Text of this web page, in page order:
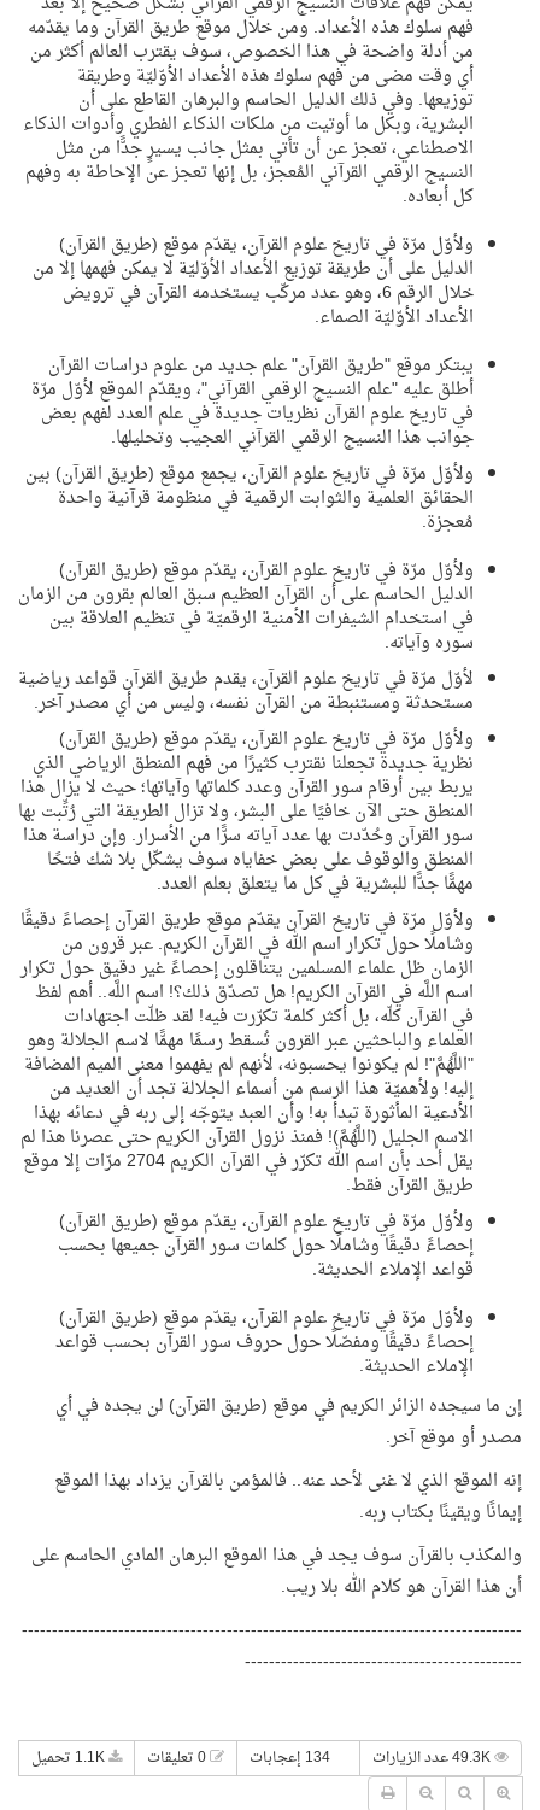
فهم سلوك هذه الأعداد. ومن خلال موقع طريق القرآن وما يقدّمه
من أدلة واضحة في هذا الخصوص، سوف يقترب العالم أكثر من
أي وقت مضى من فهم سلوك هذه الأعداد الأوّليّة وطريقة
توزيعها. وفي ذلك الدليل الحاسم والبرهان القاطع على أن
البشرية، وبكل ما أوتيت من ملكات الذكاء الفطري وأدوات الذكاء
الاصطناعي، تعجز عن أن تأتي بمثل جانب يسيرٍ جدًّا من مثل
النسيج الرقمي القرآني المُعجز، بل إنها تعجز عن الإحاطة به وفهم
كل أبعاده.
ولأوّل مرّة في تاريخ علوم القرآن، يقدّم موقع (طريق القرآن)
الدليل على أن طريقة توزيع الأعداد الأوّليّة لا يمكن فهمها إلا من
خلال الرقم 6، وهو عدد مركّب يستخدمه القرآن في ترويض
الأعداد الأوّليّة الصماء.
يبتكر موقع "طريق القرآن" علم جديد من علوم دراسات القرآن
أطلق عليه "علم النسيج الرقمي القرآني"، ويقدّم الموقع لأوّل مرّة
في تاريخ علوم القرآن نظريات جديدة في علم العدد لفهم بعض
جوانب هذا النسيج الرقمي القرآني العجيب وتحليلها.
ولأوّل مرّة في تاريخ علوم القرآن، يجمع موقع (طريق القرآن) بين
الحقائق العلمية والثوابت الرقمية في منظومة قرآنية واحدة
مُعجزة.
ولأوّل مرّة في تاريخ علوم القرآن، يقدّم موقع (طريق القرآن)
الدليل الحاسم على أن القرآن العظيم سبق العالم بقرون من الزمان
في استخدام الشيفرات الأمنية الرقميّة في تنظيم العلاقة بين
سوره وآياته.
لأوّل مرّة في تاريخ علوم القرآن، يقدم طريق القرآن قواعد رياضية
مستحدثة ومستنبطة من القرآن نفسه، وليس من أي مصدر آخر.
ولأوّل مرّة في تاريخ علوم القرآن، يقدّم موقع (طريق القرآن)
نظرية جديدة تجعلنا نقترب كثيرًا من فهم المنطق الرياضي الذي
يربط بين أرقام سور القرآن وعدد كلماتها وآياتها؛ حيث لا يزال هذا
المنطق حتى الآن خافيًا على البشر، ولا تزال الطريقة التي رُتِّبت بها
سور القرآن وحُدّدت بها عدد آياته سرًّا من الأسرار. وإن دراسة هذا
المنطق والوقوف على بعض خفاياه سوف يشكّل بلا شك فتحًا
مهمًّا جدًّا للبشرية في كل ما يتعلق بعلم العدد.
ولأوّل مرّة في تاريخ القرآن يقدّم موقع طريق القرآن إحصاءً دقيقًا
وشاملًا حول تكرار اسم الله في القرآن الكريم. عبر قرون من
الزمان ظل علماء المسلمين يتناقلون إحصاءً غير دقيق حول تكرار
اسم اللَّه في القرآن الكريم! هل تصدّق ذلك؟! اسم اللَّه.. أهم لفظ
في القرآن كلّه، بل أكثر كلمة تكرّرت فيه! لقد ظلّت اجتهادات
العلماء والباحثين عبر القرون تُسقط رسمًا مهمًّا لاسم الجلالة وهو
"اللَّهُمَّ"! لم يكونوا يحسبونه، لأنهم لم يفهموا معنى الميم المضافة
إليه! ولأهميّة هذا الرسم من أسماء الجلالة تجد أن العديد من
الأدعية المأثورة تبدأ به! وأن العبد يتوجّه إلى ربه في دعائه بهذا
الاسم الجليل (اللَّهُمَّ)! فمنذ نزول القرآن الكريم حتى عصرنا هذا لم
يقل أحد بأن اسم الله تكرّر في القرآن الكريم 2704 مرّات إلا موقع
طريق القرآن فقط.
ولأوّل مرّة في تاريخ علوم القرآن، يقدّم موقع (طريق القرآن)
إحصاءً دقيقًا وشاملًا حول كلمات سور القرآن جميعها بحسب
قواعد الإملاء الحديثة.
ولأوّل مرّة في تاريخ علوم القرآن، يقدّم موقع (طريق القرآن)
إحصاءً دقيقًا ومفصّلًا حول حروف سور القرآن بحسب قواعد
الإملاء الحديثة.
إن ما سيجده الزائر الكريم في موقع (طريق القرآن) لن يجده في أي
مصدر أو موقع آخر.
إنه الموقع الذي لا غنى لأحد عنه.. فالمؤمن بالقرآن يزداد بهذا الموقع
إيمانًا ويقينًا بكتاب ربه.
والمكذب بالقرآن سوف يجد في هذا الموقع البرهان المادي الحاسم على
أن هذا القرآن هو كلام الله بلا ريب.
-----------------------------------------------------------------------------------
----------------------------------------------
134 إعجابات